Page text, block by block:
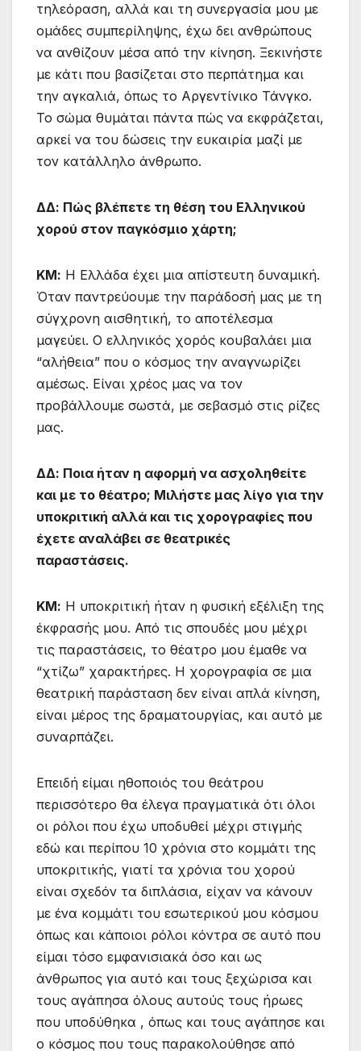
τηλεόραση, αλλά και τη συνεργασία μου με
ομάδες συμπερίληψης, έχω δει ανθρώπους
να ανθίζουν μέσα από την κίνηση. Ξεκινήστε
με κάτι που βασίζεται στο περπάτημα και
την αγκαλιά, όπως το Αργεντίνικο Τάνγκο.
Το σώμα θυμάται πάντα πώς να εκφράζεται,
αρκεί να του δώσεις την ευκαιρία μαζί με
τον κατάλληλο άνθρωπο.
ΔΔ: Πώς βλέπετε τη θέση του Ελληνικού
χορού στον παγκόσμιο χάρτη;
ΚΜ: Η Ελλάδα έχει μια απίστευτη δυναμική.
Όταν παντρεύουμε την παράδοσή μας με τη
σύγχρονη αισθητική, το αποτέλεσμα
μαγεύει. Ο ελληνικός χορός κουβαλάει μια
“αλήθεια” που ο κόσμος την αναγνωρίζει
αμέσως. Είναι χρέος μας να τον
προβάλλουμε σωστά, με σεβασμό στις ρίζες
μας.
ΔΔ: Ποια ήταν η αφορμή να ασχοληθείτε
και με το θέατρο; Μιλήστε μας λίγο για την
υποκριτική αλλά και τις χορογραφίες που
έχετε αναλάβει σε θεατρικές
παραστάσεις.
ΚΜ: Η υποκριτική ήταν η φυσική εξέλιξη της
έκφρασής μου. Από τις σπουδές μου μέχρι
τις παραστάσεις, το θέατρο μου έμαθε να
“χτίζω” χαρακτήρες. Η χορογραφία σε μια
θεατρική παράσταση δεν είναι απλά κίνηση,
είναι μέρος της δραματουργίας, και αυτό με
συναρπάζει.
Επειδή είμαι ηθοποιός του θεάτρου
περισσότερο θα έλεγα πραγματικά ότι όλοι
οι ρόλοι που έχω υποδυθεί μέχρι στιγμής
εδώ και περίπου 10 χρόνια στο κομμάτι της
υποκριτικής, γιατί τα χρόνια του χορού
είναι σχεδόν τα διπλάσια, είχαν να κάνουν
με ένα κομμάτι του εσωτερικού μου κόσμου
όπως και κάποιοι ρόλοι κόντρα σε αυτό που
είμαι τόσο εμφανισιακά όσο και ως
άνθρωπος για αυτό και τους ξεχώρισα και
τους αγάπησα όλους αυτούς τους ήρωες
που υποδύθηκα , όπως και τους αγάπησε και
ο κόσμος που τους παρακολούθησε από